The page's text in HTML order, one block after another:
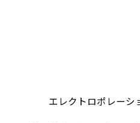
エレクトロポレーシ